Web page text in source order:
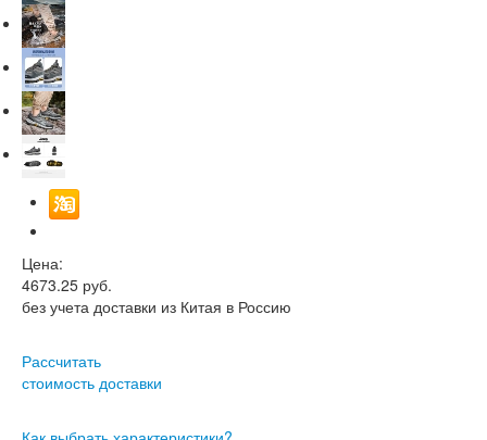
Цена:
4673.25 руб.
без учета доставки из Китая в Россию
Рассчитать
стоимость доставки